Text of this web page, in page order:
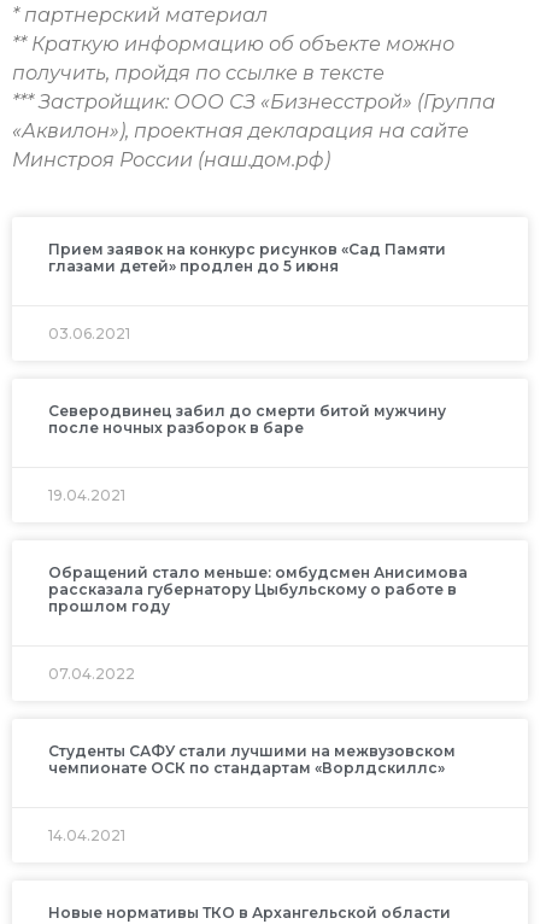
* партнерский материал
** Краткую информацию об объекте можно
получить, пройдя по ссылке в тексте
*** Застройщик: ООО СЗ «Бизнесстрой» (Группа
«Аквилон»), проектная декларация на сайте
Минстроя России (наш.дом.рф)
Прием заявок на конкурс рисунков «Сад Памяти
глазами детей» продлен до 5 июня
03.06.2021
Северодвинец забил до смерти битой мужчину
после ночных разборок в баре
19.04.2021
Обращений стало меньше: омбудсмен Анисимова
рассказала губернатору Цыбульскому о работе в
прошлом году
07.04.2022
Студенты САФУ стали лучшими на межвузовском
чемпионате ОСК по стандартам «Ворлдскиллс»
14.04.2021
Новые нормативы ТКО в Архангельской области